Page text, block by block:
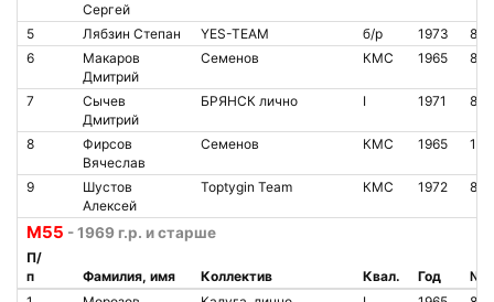
Сергей
5 Лябзин Степан YES-TEAM б/р 1973
6
Макаров
Дмитрий
Семенов КМС 1965
7
Сычев
Дмитрий
БРЯНСК лично I 1971
8
Фирсов
Вячеслав
Семенов КМС 1965
9
Шустов
Алексей
Toptygin Team КМС 1972
М55 - 1969 г.р. и старше
П/
п
Фамилия, имя Коллектив Квал. Год
№